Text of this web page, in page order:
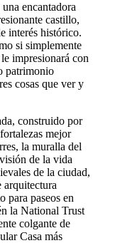
encantadora
castillo,
interés histórico.
si simplemente
impresionará con
patrimonio
cosas que ver y
construido por
mejor
la muralla del
de la vida
de la ciudad,
arquitectura
para paseos en
la National Trust
colgante de
Casa más